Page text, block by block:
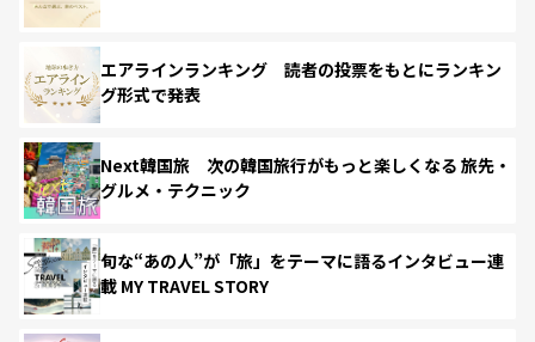
エアラインランキング 読者の投票をもとにランキン
グ形式で発表
Next韓国旅 次の韓国旅行がもっと楽しくなる 旅先・
グルメ・テクニック
旬な“あの人”が「旅」をテーマに語るインタビュー連
載 MY TRAVEL STORY